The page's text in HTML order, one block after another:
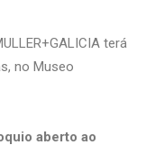
terá
no Museo
aberto ao